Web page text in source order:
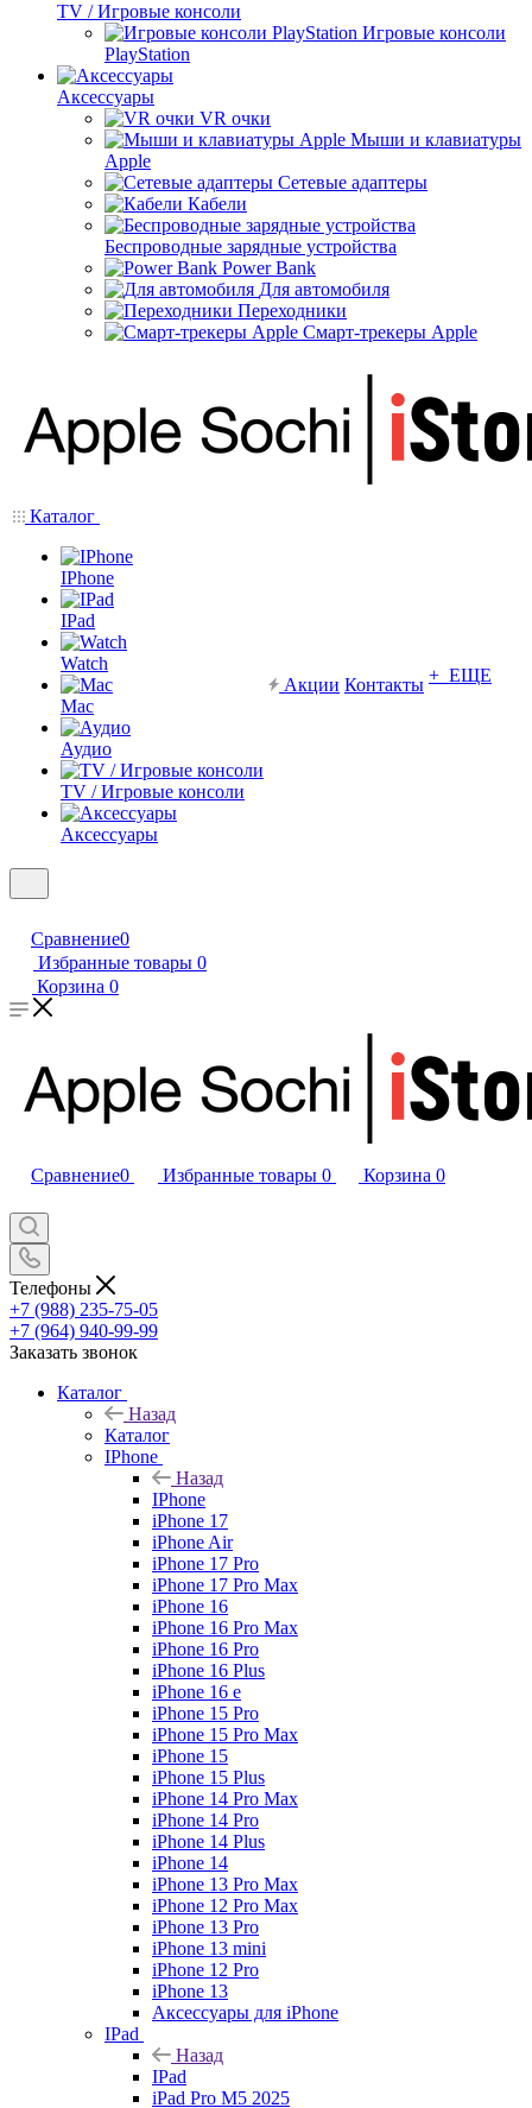
TV / Игровые консоли
Игровые консоли
PlayStation
Аксессуары
VR очки
Мыши и клавиатуры
Apple
Сетевые адаптеры
Кабели
Беспроводные зарядные устройства
Power Bank
Для автомобиля
Переходники
Смарт-трекеры Apple
Каталог
IPhone
IPad
Watch
Mac
Аудио
TV / Игровые консоли
Аксессуары
Акции Контакты + ЕЩЕ
Сравнение0
Избранные товары 0
Корзина 0
Сравнение0 Избранные товары 0 Корзина 0
Телефоны
+7 (988) 235-75-05
+7 (964) 940-99-99
Заказать звонок
Каталог
Назад
Каталог
IPhone
Назад
IPhone
iPhone 17
iPhone Air
iPhone 17 Pro
iPhone 17 Pro Max
iPhone 16
iPhone 16 Pro Max
iPhone 16 Pro
iPhone 16 Plus
iPhone 16 e
iPhone 15 Pro
iPhone 15 Pro Max
iPhone 15
iPhone 15 Plus
iPhone 14 Pro Max
iPhone 14 Pro
iPhone 14 Plus
iPhone 14
iPhone 13 Pro Max
iPhone 12 Pro Max
iPhone 13 Pro
iPhone 13 mini
iPhone 12 Pro
iPhone 13
Аксессуары для iPhone
IPad
Назад
IPad
iPad Pro M5 2025